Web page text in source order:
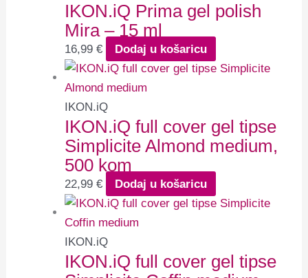
IKON.iQ Prima gel polish
Mira – 15 ml
16,99€ Dodaj u košaricu
IKON.iQ
IKON.iQ full cover gel tipse
Simplicite Almond medium,
500 kom
22,99€ Dodaj u košaricu
IKON.iQ
IKON.iQ full cover gel tipse